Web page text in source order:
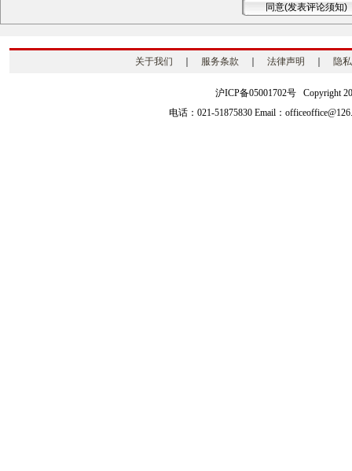
关于我们 服务条款 法律声明 隐
沪ICP备05001702号 Copyright
电话：021-51875830 Email：